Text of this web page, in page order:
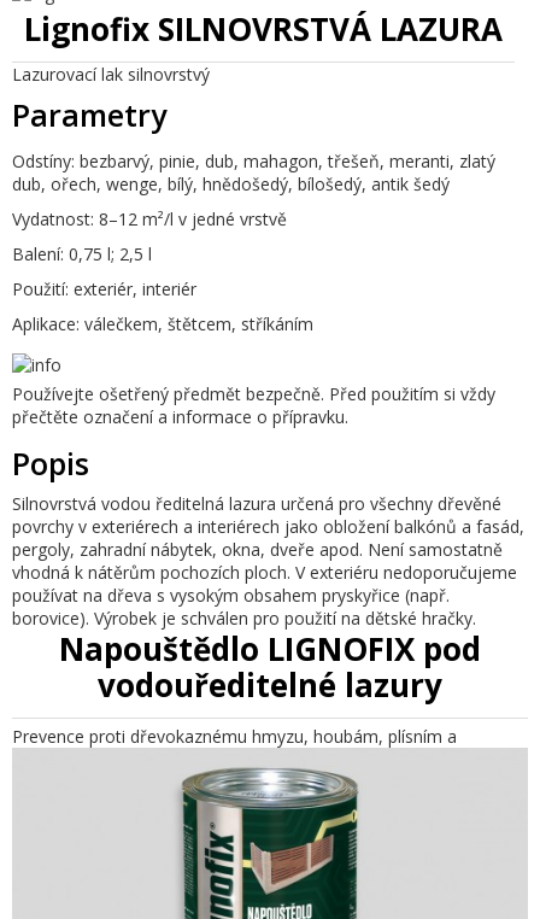
Lignofix SILNOVRSTVÁ LAZURA
Lazurovací lak silnovrstvý
Parametry
Odstíny: bezbarvý, pinie, dub, mahagon, třešeň, meranti, zlatý
dub, ořech, wenge, bílý, hnědošedý, bílošedý, antik šedý
Vydatnost: 8–12 m²/l v jedné vrstvě
Balení: 0,75 l; 2,5 l
Použití: exteriér, interiér
Aplikace: válečkem, štětcem, stříkáním
Používejte ošetřený předmět bezpečně. Před použitím si vždy
přečtěte označení a informace o přípravku.
Popis
Silnovrstvá vodou ředitelná lazura určená pro všechny dřevěné
povrchy v exteriérech a interiérech jako obložení balkónů a fasád,
pergoly, zahradní nábytek, okna, dveře apod. Není samostatně
vhodná k nátěrům pochozích ploch. V exteriéru nedoporučujeme
používat na dřeva s vysokým obsahem pryskyřice (např.
borovice). Výrobek je schválen pro použití na dětské hračky.
Napouštědlo LIGNOFIX pod
vodouředitelné lazury
Prevence proti dřevokaznému hmyzu, houbám, plísním a